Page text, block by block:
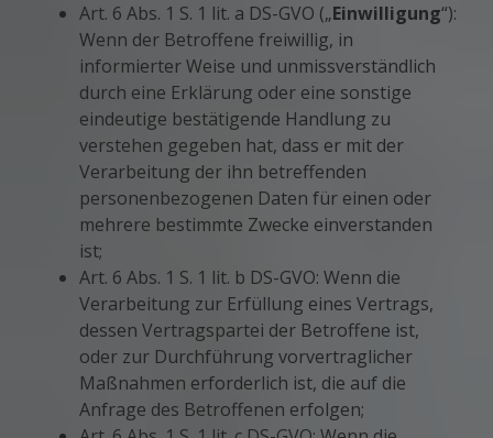
Art. 6 Abs. 1 S. 1 lit. a DS-GVO („Einwilligung“):
Wenn der Betroffene freiwillig, in
informierter Weise und unmissverständlich
durch eine Erklärung oder eine sonstige
eindeutige bestätigende Handlung zu
verstehen gegeben hat, dass er mit der
Verarbeitung der ihn betreffenden
personenbezogenen Daten für einen oder
mehrere bestimmte Zwecke einverstanden
ist;
Art. 6 Abs. 1 S. 1 lit. b DS-GVO: Wenn die
Verarbeitung zur Erfüllung eines Vertrags,
dessen Vertragspartei der Betroffene ist,
oder zur Durchführung vorvertraglicher
Maßnahmen erforderlich ist, die auf die
Anfrage des Betroffenen erfolgen;